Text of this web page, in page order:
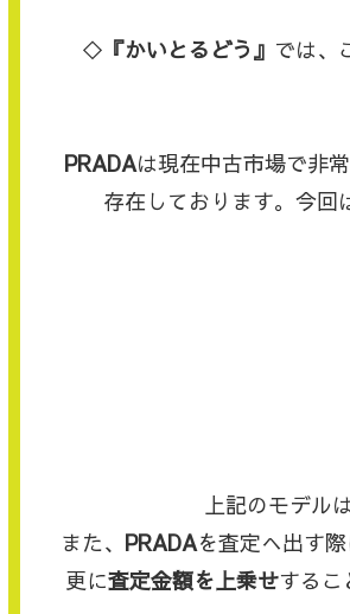
◇ 『かいとるどう』 では、
PRADAは現在中古市場で非
存在しております。今回
上記のモデル
また、 PRADAを査定へ出す際
更に査定金額を上乗せするこ